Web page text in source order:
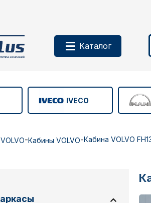
Каталог
IVECO
VOLVO-Кабины VOLVO-Кабина VOLVO